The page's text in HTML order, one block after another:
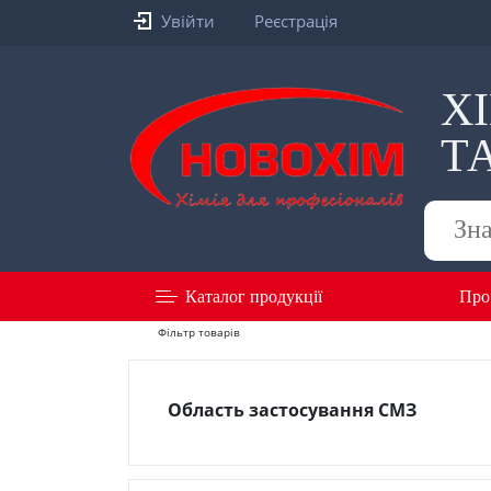
Увійти Реєстрація
товарів
Каталог продукції Про
Фільтр товарів
Область застосування СМЗ